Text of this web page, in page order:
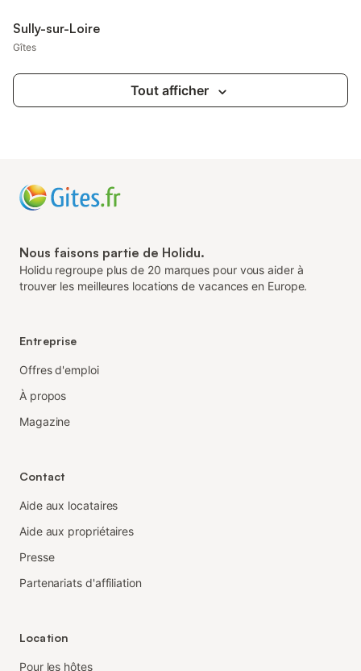
Sully-sur-Loire
Gîtes
Tout afficher
Nous faisons partie de Holidu.
Holidu regroupe plus de 20 marques pour vous aider à
trouver les meilleures locations de vacances en Europe.
Entreprise
Offres d'emploi
À propos
Magazine
Contact
Aide aux locataires
Aide aux propriétaires
Presse
Partenariats d'affiliation
Location
Pour les hôtes